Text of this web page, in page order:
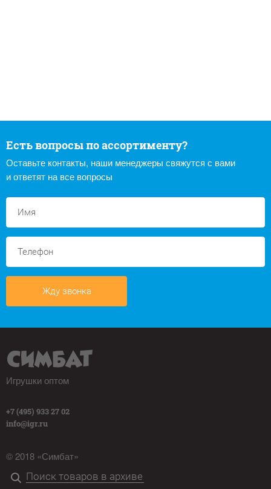
Есть вопросы по ассортименту?
Оставьте контакты, наши менеджеры свяжутся с вами
и ответят на все вопросы
Жду звонка
Игрушки оптом
+7 (495) 933 27 02
info@igr.ru
© 2018 «Симбат»